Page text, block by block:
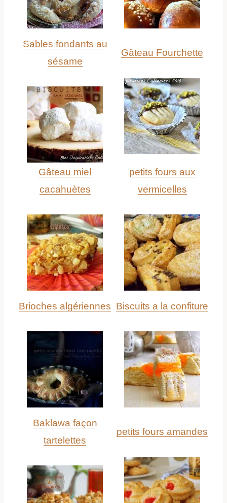
Sables fondants au
sésame
Gâteau Fourchette
Gâteau miel
cacahuètes
petits fours aux
vermicelles
Brioches algériennes Biscuits a la confiture
Baklawa façon
tartelettes
petits fours amandes